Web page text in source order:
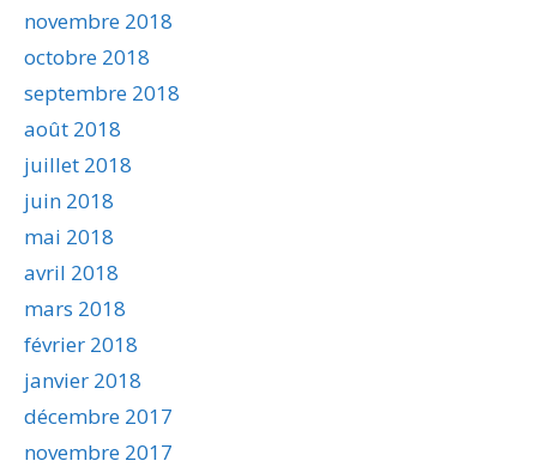
novembre 2018
octobre 2018
septembre 2018
août 2018
juillet 2018
juin 2018
mai 2018
avril 2018
mars 2018
février 2018
janvier 2018
décembre 2017
novembre 2017